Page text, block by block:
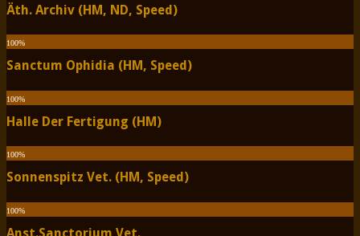
Äth. Archiv (HM, ND, Speed)
100%
Sanctum Ophidia (HM, Speed)
100%
Halle Der Fertigung (HM)
100%
Sonnenspitz Vet. (HM, Speed)
100%